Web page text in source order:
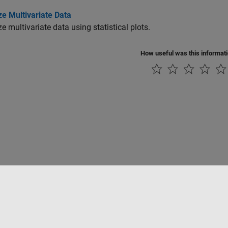
Multivariate Data
multivariate data using statistical plots.
How useful was this